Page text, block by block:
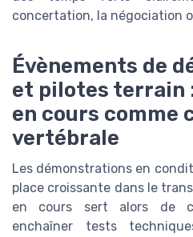
concertation, la négociation
Évènements de
et pilotes terrain
en cours comme
vertébrale
Les démonstrations en
place croissante dans le
en cours sert alors de
enchaîner tests